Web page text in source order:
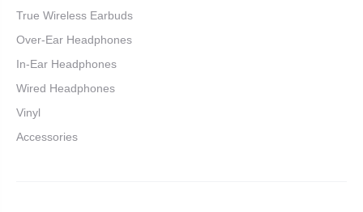
True Wireless Earbuds
Over-Ear Headphones
In-Ear Headphones
Wired Headphones
Vinyl
Accessories